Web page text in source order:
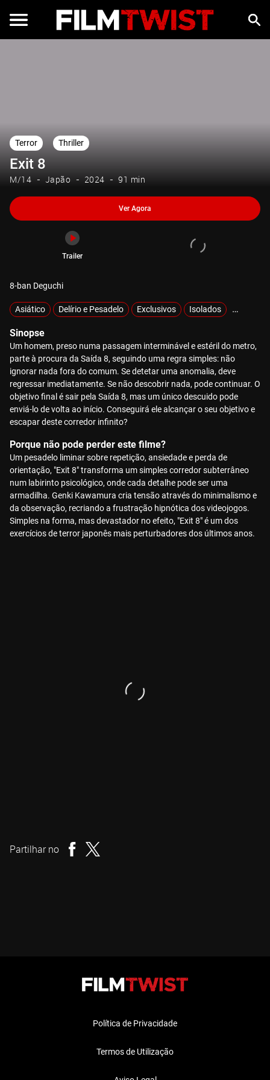
Terror Thriller
Exit 8
M/14 Japão 2024 91 min
Ver Agora
Trailer
8-ban Deguchi
Asiático Delírio e Pesadelo Exclusivos Isolados Mistério
Sinopse
Um homem, preso numa passagem interminável e estéril do metro,
parte à procura da Saída 8, seguindo uma regra simples: não
ignorar nada fora do comum. Se detetar uma anomalia, deve
regressar imediatamente. Se não descobrir nada, pode continuar. O
objetivo final é sair pela Saída 8, mas um único descuido pode
enviá-lo de volta ao início. Conseguirá ele alcançar o seu objetivo e
escapar deste corredor infinito?
Porque não pode perder este filme?
Um pesadelo liminar sobre repetição, ansiedade e perda de
orientação, "Exit 8" transforma um simples corredor subterrâneo
num labirinto psicológico, onde cada detalhe pode ser uma
armadilha. Genki Kawamura cria tensão através do minimalismo e
da observação, recriando a frustração hipnótica dos videojogos.
Simples na forma, mas devastador no efeito, "Exit 8" é um dos
exercícios de terror japonês mais perturbadores dos últimos anos.
Partilhar no
Política de Privacidade
Termos de Utilização